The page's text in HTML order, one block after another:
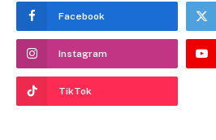
Facebook
Instagram
TikTok